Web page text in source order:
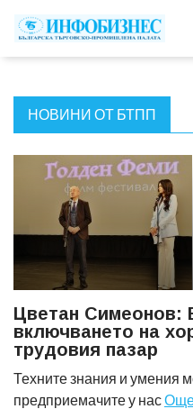
НОВИНИ ОТ БТПП
Цветан Симеонов:
включването на
трудовия пазар
Техните знания и умения
предприемачите у нас